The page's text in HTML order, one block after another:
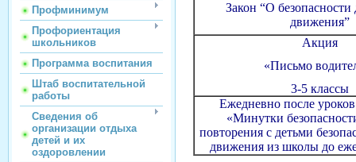
Профминимум
Профориентация
школьников
Программа воспитания
Штаб воспитательной
работы
Сведения об
организации отдыха
детей и их
оздоровлении
Закон “О
движения”
Акция
«Письмо
3-5 классы
Ежедневно после
«Минутки
повторения с детьми
движения из школы до